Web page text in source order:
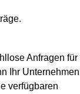
Anfragen für
Ihr Unternehmen
verfügbaren